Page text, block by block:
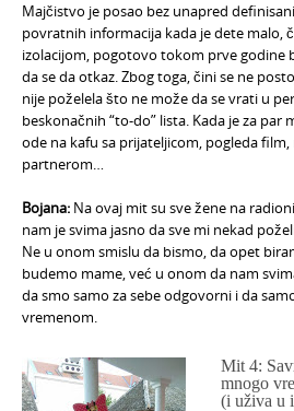
Majčistvo je posao bez unapred
povratnih informacija kada je dete malo,
izolacijom, pogotovo tokom prve godine
da se da otkaz. Zbog toga, čini se ne
nije poželela što ne može da se vrati u
beskonačnih “to-do” lista. Kada je za par
ode na kafu sa prijateljicom, pogleda
partnerom…
Bojana: Na ovaj mit su sve žene na
nam je svima jasno da sve mi nekad
Ne u onom smislu da bismo, da opet
budemo mame, već u onom da nam
da smo samo za sebe odgovorni i da
vremenom.
Mit 4:
mnogo
(i uživa u